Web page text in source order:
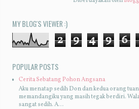
MY BLOG'S VIEWER :)
2 9 4 9 6
POPULAR POSTS
Cerita Sebatang Pohon Angsana
Aku menatap sedih Don dan kedua orang
memandangiku yang masih tegak berdiri.
sangat sedih. A...